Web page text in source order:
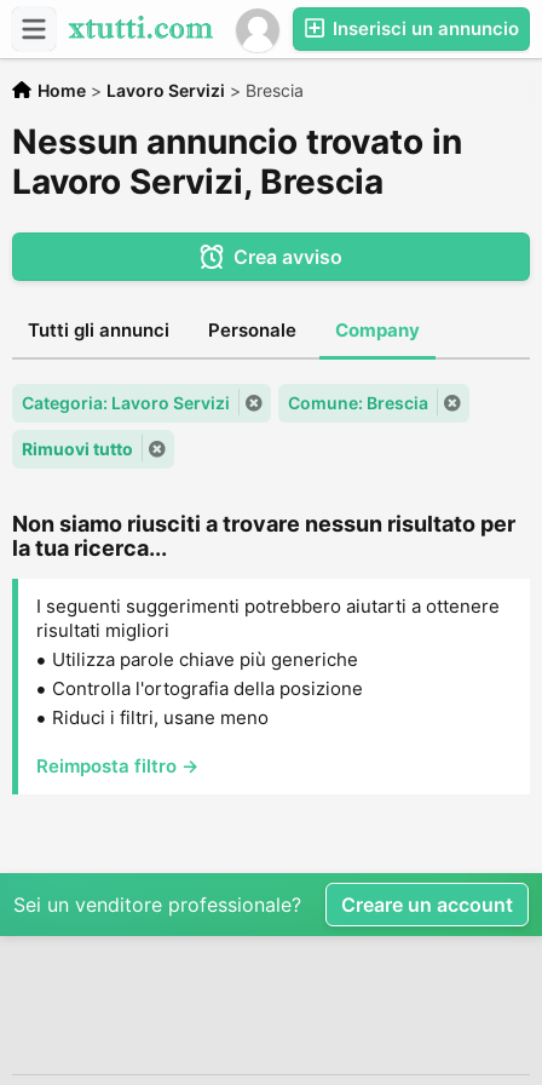
Inserisci un annuncio
Home > Lavoro Servizi > Brescia
Nessun annuncio trovato in
Lavoro Servizi, Brescia
Crea avviso
Tutti gli annunci Personale Company
Categoria: Lavoro Servizi Comune: Brescia
Rimuovi tutto
Non siamo riusciti a trovare nessun risultato per
la tua ricerca...
I seguenti suggerimenti potrebbero aiutarti a ottenere
risultati migliori
Utilizza parole chiave più generiche
Controlla l'ortografia della posizione
Riduci i filtri, usane meno
Reimposta filtro →
Sei un venditore professionale? Creare un account